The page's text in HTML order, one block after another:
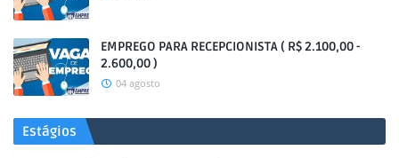
EMPREGO PARA RECEPCIONISTA ( R$ 2.100,00 -
2.600,00 )
04 agosto
Estágios